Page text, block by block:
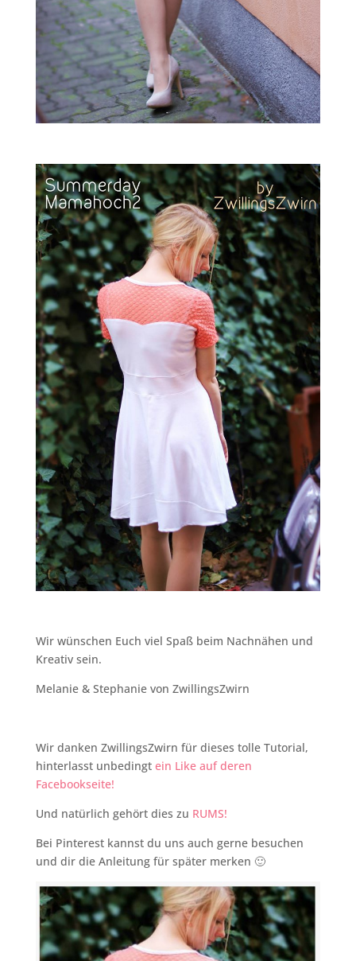
Wir wünschen Euch viel Spaß beim Nachnähen und
Kreativ sein.
Melanie & Stephanie von ZwillingsZwirn
Wir danken ZwillingsZwirn für dieses tolle Tutorial,
hinterlasst unbedingt ein Like auf deren
Facebookseite!
Und natürlich gehört dies zu RUMS!
Bei Pinterest kannst du uns auch gerne besuchen
und dir die Anleitung für später merken 🙂